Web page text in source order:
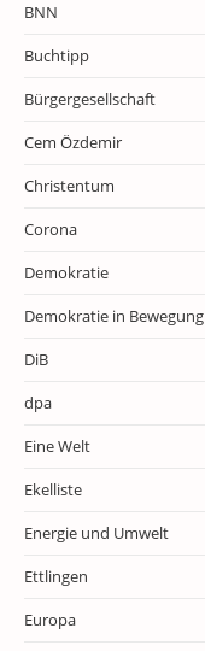
BNN
Buchtipp
Bürgergesellschaft
Cem Özdemir
Christentum
Corona
Demokratie
Demokratie in Bewegung
DiB
dpa
Eine Welt
Ekelliste
Energie und Umwelt
Ettlingen
Europa